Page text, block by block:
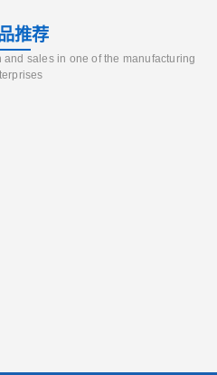
推荐
sales in one of the manufacturing